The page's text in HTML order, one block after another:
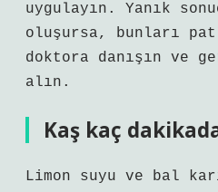
uygulayın. Yanık
oluşursa, bunları
doktora danışın ve
alın.
Kaş kaç
Limon suyu ve bal